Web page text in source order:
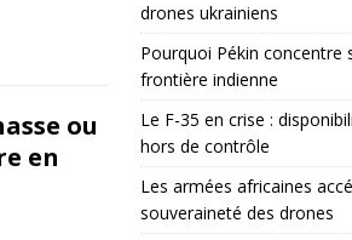
ou
en
drones ukrainiens
Pourquoi Pékin concentre
frontière indienne
Le F-35 en crise :
hors de contrôle
Les armées africaines
souveraineté des drones